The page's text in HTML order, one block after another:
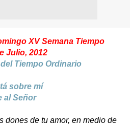
XV Semana Tiempo
Julio, 2012
Tiempo Ordinario
sobre mí
al Señor
dones de tu amor, en medio de